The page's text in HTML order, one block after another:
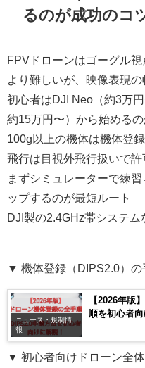
るのが成功のコ
FPVドローンはゴーグル
より難しいが、映像表現
初心者はDJI Neo（約3万
約15万円〜）から始める
100g以上の機体は機体登
飛行は目視外飛行扱いで
まずシミュレーターで練
ップするのが最短ルート
DJI製の2.4GHz帯システ
▼ 機体登録（DIPS2.0）
ニュース・規制情
報
【2026年版
順を初心者向
▼ 初心者向けドローン全